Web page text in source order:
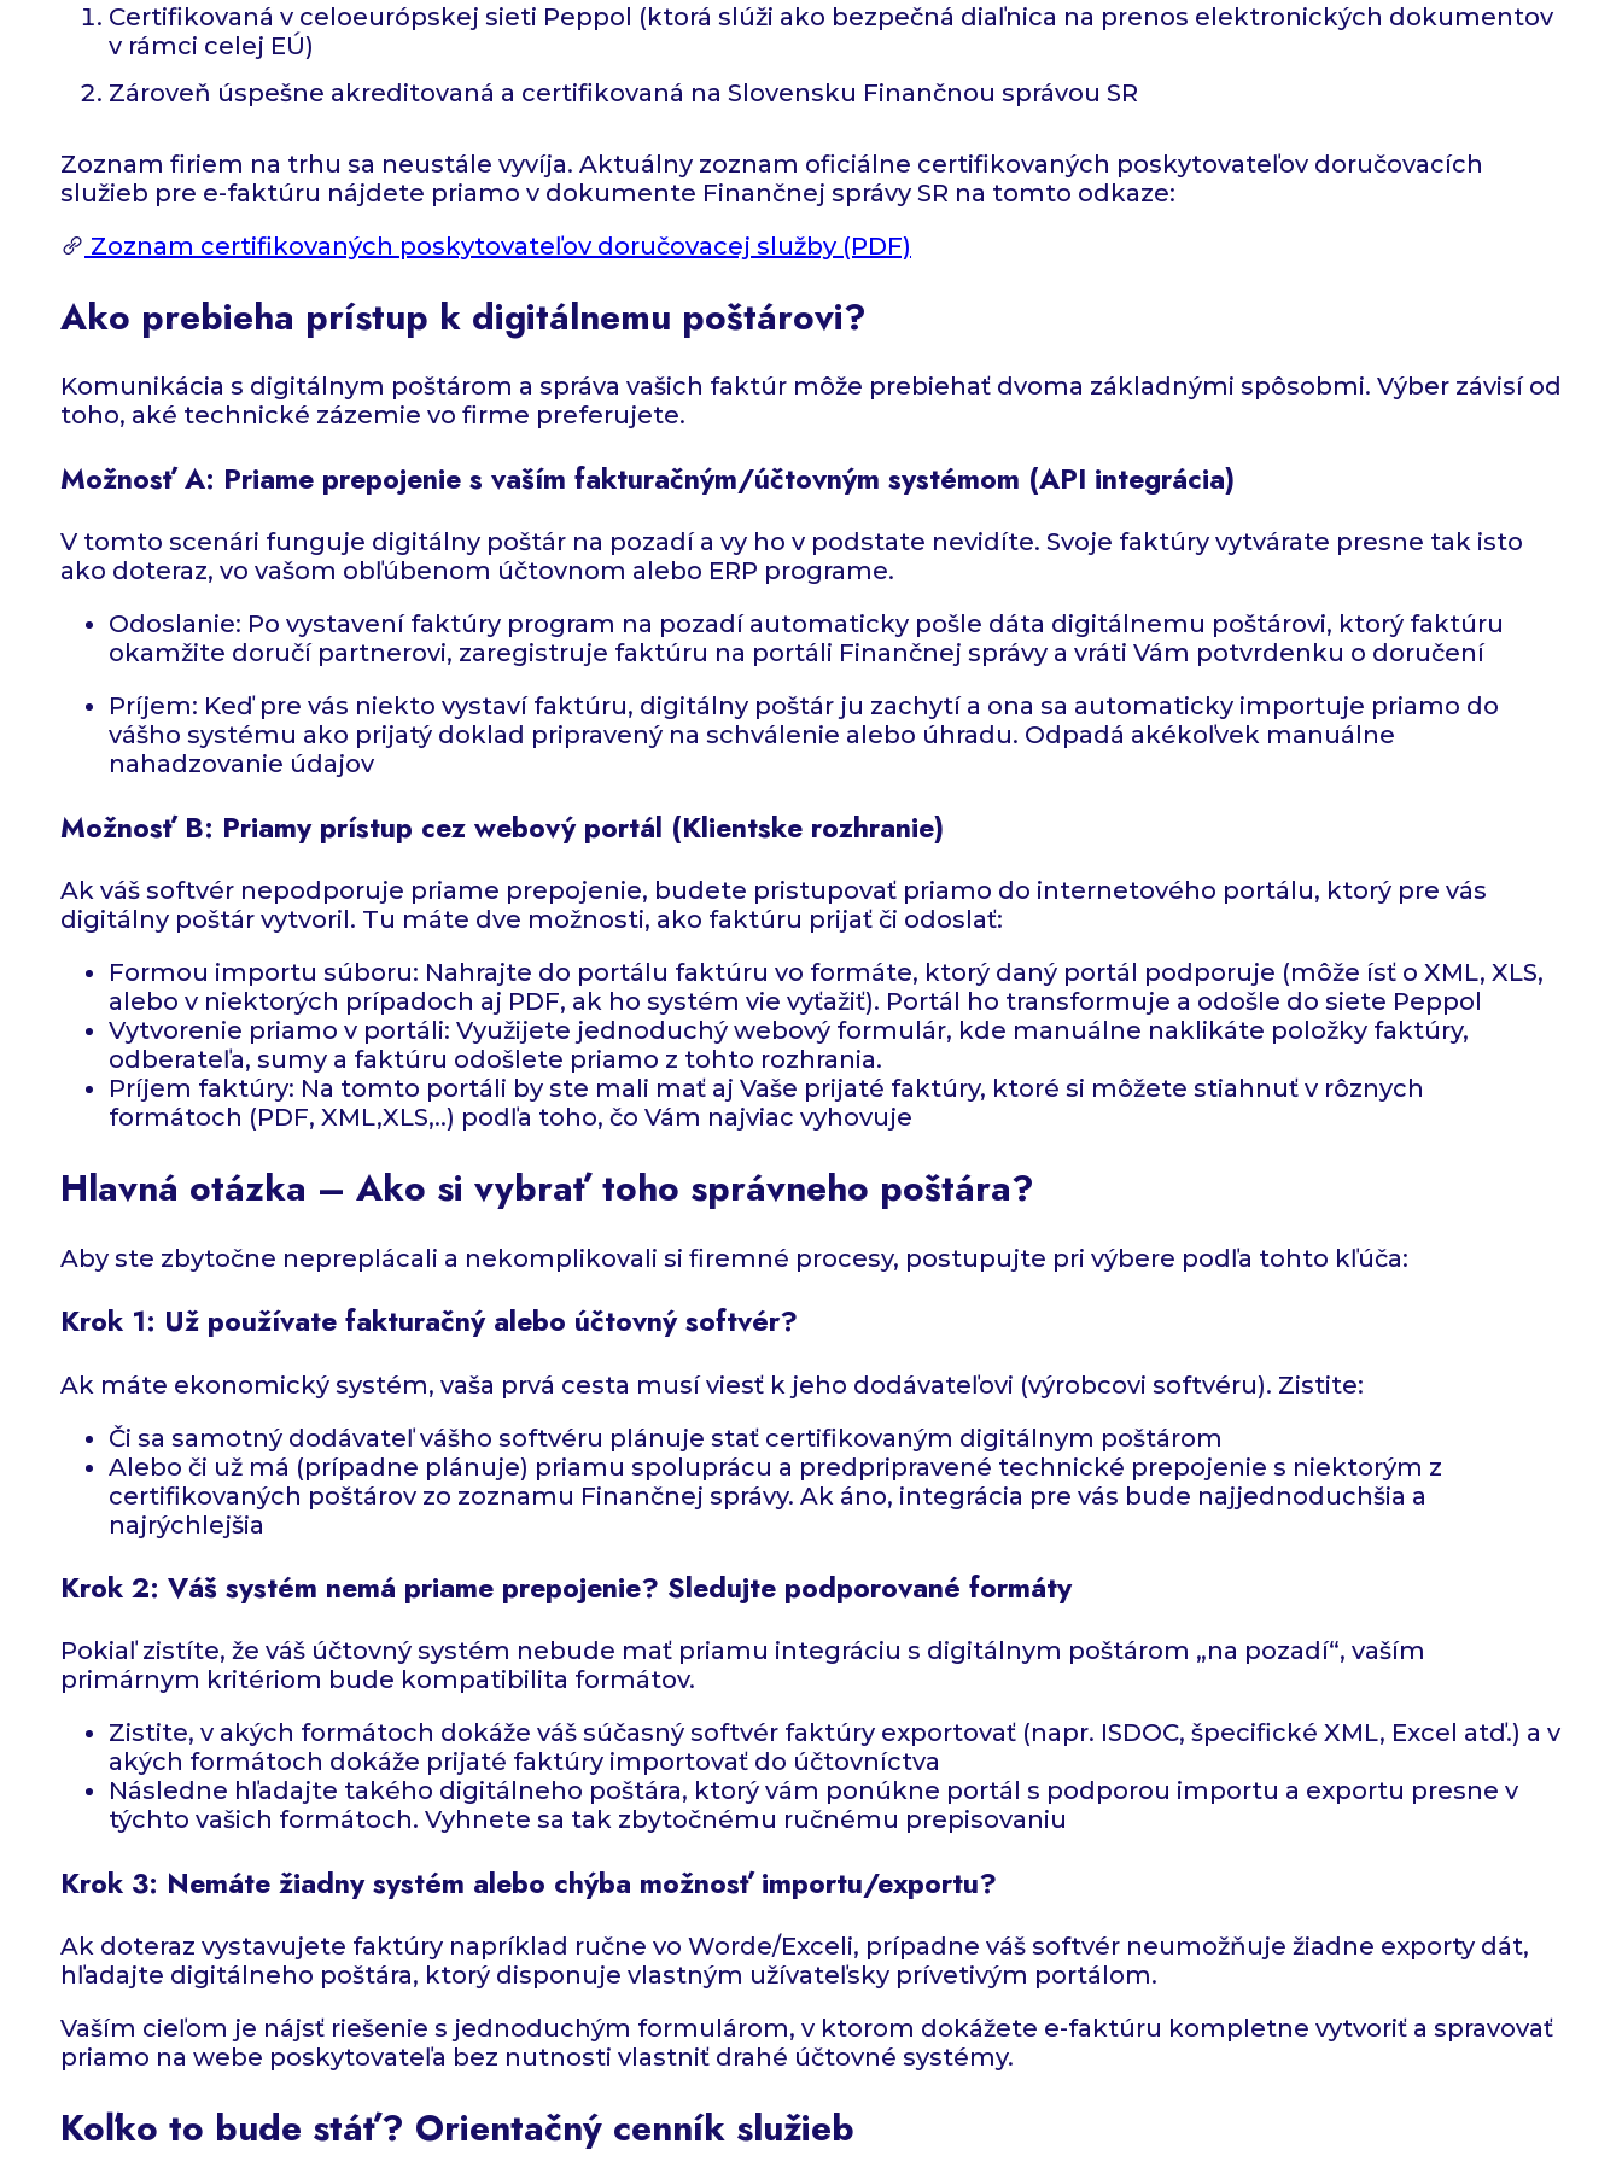
Certifikovaná v celoeurópskej sieti Peppol (ktorá slúži ako bezpečná diaľnica na prenos elektronických dokumentov
v rámci celej EÚ)
Zároveň úspešne akreditovaná a certifikovaná na Slovensku Finančnou správou SR
Zoznam firiem na trhu sa neustále vyvíja. Aktuálny zoznam oficiálne certifikovaných poskytovateľov doručovacích
služieb pre e-faktúru nájdete priamo v dokumente Finančnej správy SR na tomto odkaze:
Zoznam certifikovaných poskytovateľov doručovacej služby (PDF)
Ako prebieha prístup k digitálnemu poštárovi?
Komunikácia s digitálnym poštárom a správa vašich faktúr môže prebiehať dvoma základnými spôsobmi. Výber závisí od
toho, aké technické zázemie vo firme preferujete.
Možnosť A: Priame prepojenie s vaším fakturačným/účtovným systémom (API integrácia)
V tomto scenári funguje digitálny poštár na pozadí a vy ho v podstate nevidíte. Svoje faktúry vytvárate presne tak isto
ako doteraz, vo vašom obľúbenom účtovnom alebo ERP programe.
Odoslanie: Po vystavení faktúry program na pozadí automaticky pošle dáta digitálnemu poštárovi, ktorý faktúru
okamžite doručí partnerovi, zaregistruje faktúru na portáli Finančnej správy a vráti Vám potvrdenku o doručení
Príjem: Keď pre vás niekto vystaví faktúru, digitálny poštár ju zachytí a ona sa automaticky importuje priamo do
vášho systému ako prijatý doklad pripravený na schválenie alebo úhradu. Odpadá akékoľvek manuálne
nahadzovanie údajov
Možnosť B: Priamy prístup cez webový portál (Klientske rozhranie)
Ak váš softvér nepodporuje priame prepojenie, budete pristupovať priamo do internetového portálu, ktorý pre vás
digitálny poštár vytvoril. Tu máte dve možnosti, ako faktúru prijať či odoslať:
Formou importu súboru: Nahrajte do portálu faktúru vo formáte, ktorý daný portál podporuje (môže ísť o XML, XLS,
alebo v niektorých prípadoch aj PDF, ak ho systém vie vyťažiť). Portál ho transformuje a odošle do siete Peppol
Vytvorenie priamo v portáli: Využijete jednoduchý webový formulár, kde manuálne naklikáte položky faktúry,
odberateľa, sumy a faktúru odošlete priamo z tohto rozhrania.
Príjem faktúry: Na tomto portáli by ste mali mať aj Vaše prijaté faktúry, ktoré si môžete stiahnuť v rôznych
formátoch (PDF, XML,XLS,..) podľa toho, čo Vám najviac vyhovuje
Hlavná otázka – Ako si vybrať toho správneho poštára?
Aby ste zbytočne nepreplácali a nekomplikovali si firemné procesy, postupujte pri výbere podľa tohto kľúča:
Krok 1: Už používate fakturačný alebo účtovný softvér?
Ak máte ekonomický systém, vaša prvá cesta musí viesť k jeho dodávateľovi (výrobcovi softvéru). Zistite:
Či sa samotný dodávateľ vášho softvéru plánuje stať certifikovaným digitálnym poštárom
Alebo či už má (prípadne plánuje) priamu spoluprácu a predpripravené technické prepojenie s niektorým z
certifikovaných poštárov zo zoznamu Finančnej správy. Ak áno, integrácia pre vás bude najjednoduchšia a
najrýchlejšia
Krok 2: Váš systém nemá priame prepojenie? Sledujte podporované formáty
Pokiaľ zistíte, že váš účtovný systém nebude mať priamu integráciu s digitálnym poštárom „na pozadí“, vaším
primárnym kritériom bude kompatibilita formátov.
Zistite, v akých formátoch dokáže váš súčasný softvér faktúry exportovať (napr. ISDOC, špecifické XML, Excel atď.) a v
akých formátoch dokáže prijaté faktúry importovať do účtovníctva
Následne hľadajte takého digitálneho poštára, ktorý vám ponúkne portál s podporou importu a exportu presne v
týchto vašich formátoch. Vyhnete sa tak zbytočnému ručnému prepisovaniu
Krok 3: Nemáte žiadny systém alebo chýba možnosť importu/exportu?
Ak doteraz vystavujete faktúry napríklad ručne vo Worde/Exceli, prípadne váš softvér neumožňuje žiadne exporty dát,
hľadajte digitálneho poštára, ktorý disponuje vlastným užívateľsky prívetivým portálom.
Vaším cieľom je nájsť riešenie s jednoduchým formulárom, v ktorom dokážete e-faktúru kompletne vytvoriť a spravovať
priamo na webe poskytovateľa bez nutnosti vlastniť drahé účtovné systémy.
Koľko to bude stáť? Orientačný cenník služieb